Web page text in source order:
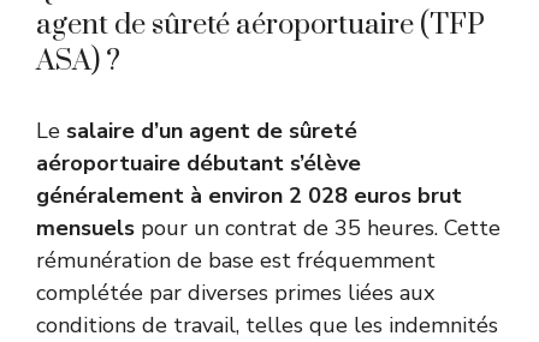
agent de sûreté aéroportuaire (TFP
ASA) ?
Le salaire d’un agent de sûreté
aéroportuaire débutant s’élève
généralement à environ 2 028 euros brut
mensuels pour un contrat de 35 heures. Cette
rémunération de base est fréquemment
complétée par diverses primes liées aux
conditions de travail, telles que les indemnités